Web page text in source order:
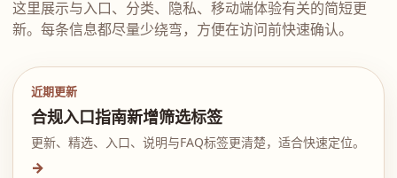
这里展示与入口、分类、隐私、移动端体验有关的简短更
新。每条信息都尽量少绕弯，方便在访问前快速确认。
近期更新
合规入口指南新增筛选标签
更新、精选、入口、说明与FAQ标签更清楚，适合快速定位。
→